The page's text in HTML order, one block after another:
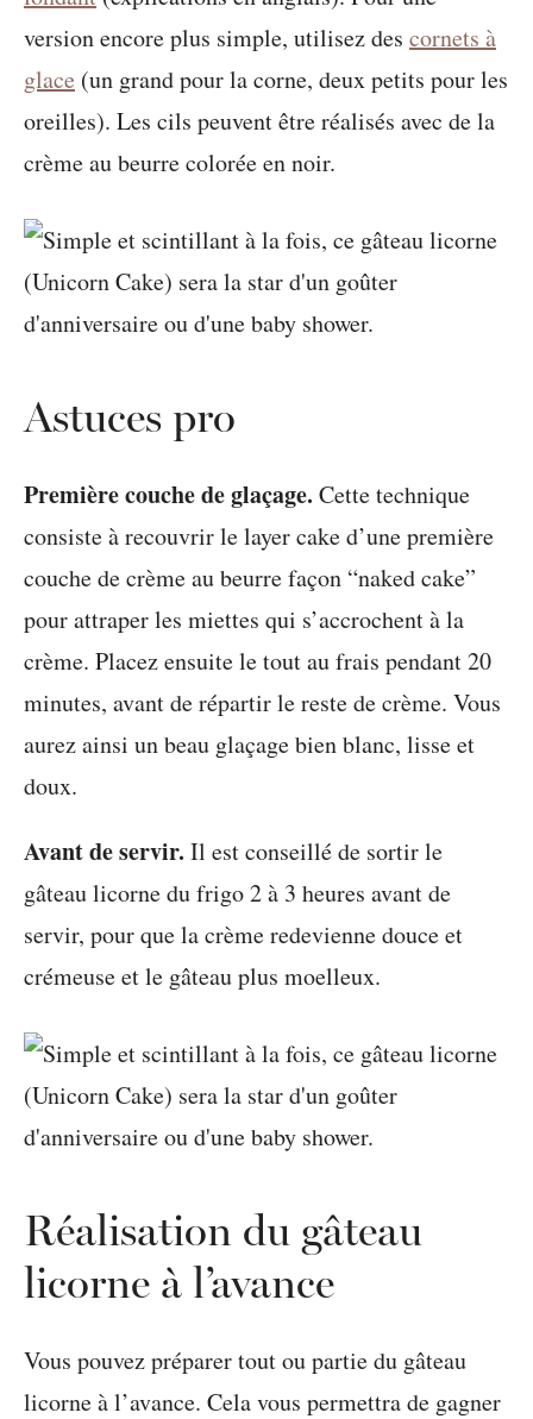
version encore plus simple, utilisez des cornets à
glace (un grand pour la corne, deux petits pour les
oreilles). Les cils peuvent être réalisés avec de la
crème au beurre colorée en noir.
Astuces pro
Première couche de glaçage. Cette technique
consiste à recouvrir le layer cake d’une première
couche de crème au beurre façon “naked cake”
pour attraper les miettes qui s’accrochent à la
crème. Placez ensuite le tout au frais pendant 20
minutes, avant de répartir le reste de crème. Vous
aurez ainsi un beau glaçage bien blanc, lisse et
doux.
Avant de servir. Il est conseillé de sortir le
gâteau licorne du frigo 2 à 3 heures avant de
servir, pour que la crème redevienne douce et
crémeuse et le gâteau plus moelleux.
Réalisation du gâteau
licorne à l’avance
Vous pouvez préparer tout ou partie du gâteau
licorne à l’avance. Cela vous permettra de gagner